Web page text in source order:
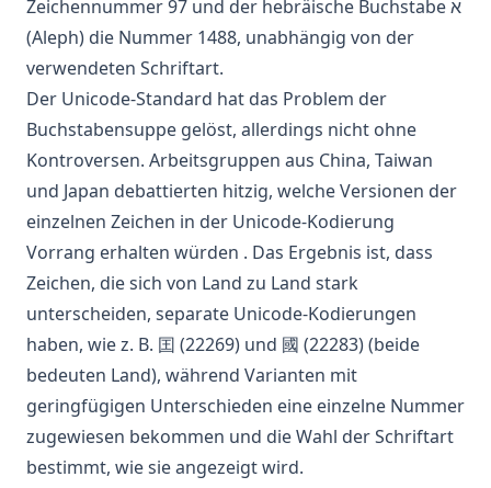
Zeichennummer 97 und der hebräische Buchstabe א
(Aleph) die Nummer 1488, unabhängig von der
verwendeten Schriftart.
Der Unicode-Standard hat das Problem der
Buchstabensuppe gelöst, allerdings nicht ohne
Kontroversen. Arbeitsgruppen aus China, Taiwan
und Japan debattierten hitzig, welche Versionen der
einzelnen Zeichen in der Unicode-Kodierung
Vorrang erhalten würden . Das Ergebnis ist, dass
Zeichen, die sich von Land zu Land stark
unterscheiden, separate Unicode-Kodierungen
haben, wie z. B. 囯 (22269) und 國 (22283) (beide
bedeuten Land), während Varianten mit
geringfügigen Unterschieden eine einzelne Nummer
zugewiesen bekommen und die Wahl der Schriftart
bestimmt, wie sie angezeigt wird.